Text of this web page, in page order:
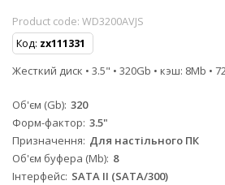
Product code: WD3200AVJS
Код: zx111331
Жесткий диск • 3.5" • 320Gb • кэш: 8Mb •
Об'єм (Gb) 320
Форм-фактор 3.5"
Призначення Для настільного ПК
Об'єм буфера (Mb) 8
Інтерфейс SATA II (SATA/300)